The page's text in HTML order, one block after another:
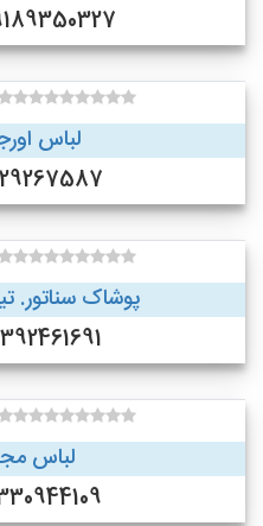
09189350327
لباس
09129267587
پوشاک سناتور.
09392461691
لباس
09330944109